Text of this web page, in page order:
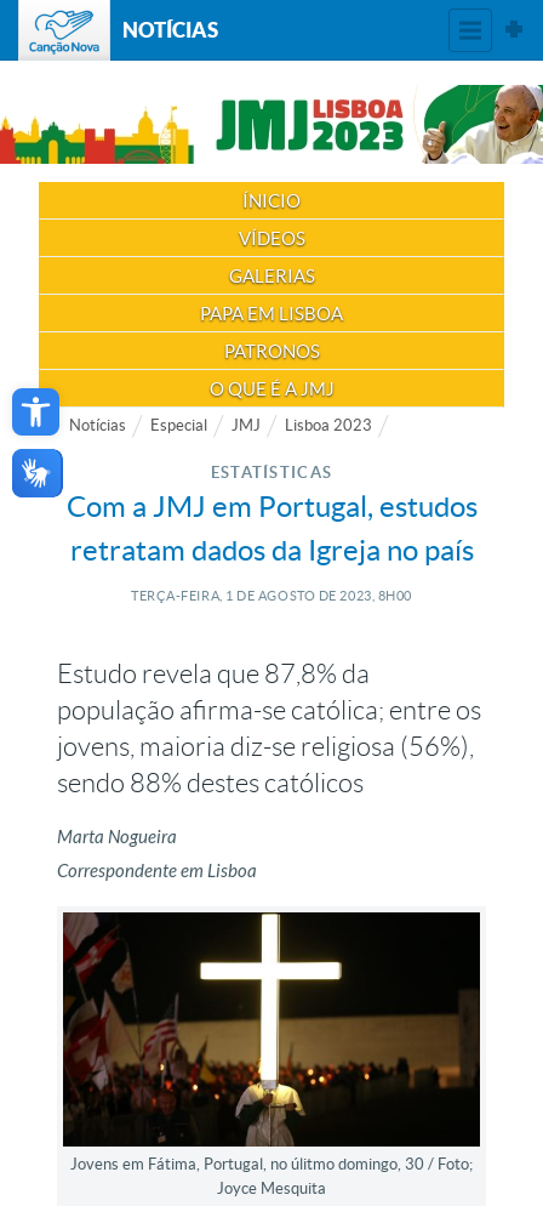
Open toolbar
NOTÍCIAS
ÍNICIO
VÍDEOS
GALERIAS
PAPA EM LISBOA
PATRONOS
O QUE É A JMJ
Notícias Especial JMJ Lisboa 2023
ESTATÍSTICAS
Com a JMJ em Portugal, estudos
retratam dados da Igreja no país
TERÇA-FEIRA, 1 DE AGOSTO DE 2023, 8H00
Estudo revela que 87,8% da
população afirma-se católica; entre os
jovens, maioria diz-se religiosa (56%),
sendo 88% destes católicos
Marta Nogueira
Correspondente em Lisboa
Jovens em Fátima, Portugal, no úlitmo domingo, 30 / Foto;
Joyce Mesquita